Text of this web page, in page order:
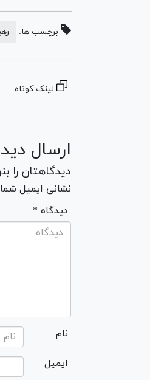
برچسب ها:
لینک کوتاه
ارسال
دیدگاهتان را
نشانی ایمیل
* دیدگاه
نام
ایمیل